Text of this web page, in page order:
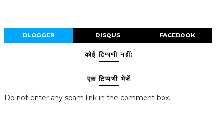
BLOGGER DISQUS FACEBOOK
कोई टिप्पणी नहीं:
एक टिप्पणी भेजें
Do not enter any spam link in the comment box.